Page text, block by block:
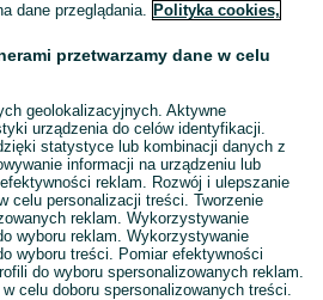
dane przeglądania. Polityka cookies,
przetwarzamy dane w celu
geolokalizacyjnych. Aktywne
urządzenia do celów identyfikacji.
statystyce lub kombinacji danych z
informacji na urządzeniu lub
reklam. Rozwój i ulepszanie
celu personalizacji treści. Tworzenie
reklam. Wykorzystywanie
wyboru reklam. Wykorzystywanie
wyboru treści. Pomiar efektywności
do wyboru spersonalizowanych reklam.
celu doboru spersonalizowanych treści.